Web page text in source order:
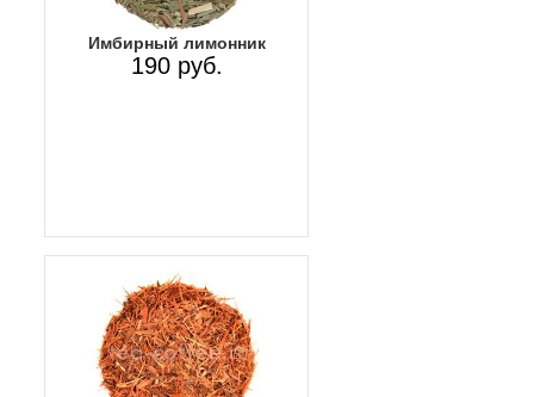
Имбирный лимонник
190 руб.